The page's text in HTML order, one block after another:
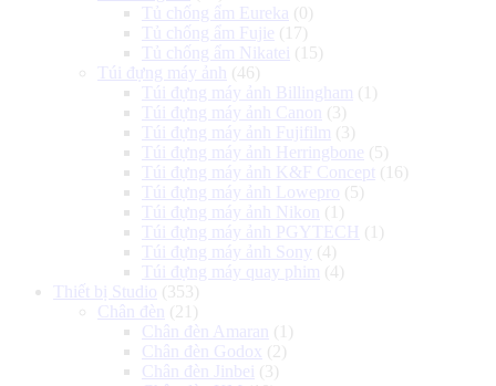
Tủ chống ẩm Eureka (0)
Tủ chống ẩm Fujie (17)
Tủ chống ẩm Nikatei (15)
Túi đựng máy ảnh
(46)
Túi đựng máy ảnh Billingham (1)
Túi đựng máy ảnh Canon
(3)
Túi đựng máy ảnh Fujifilm (3)
Túi đựng máy ảnh Herringbone (5)
Túi đựng máy ảnh K&F Concept (16)
Túi đựng máy ảnh Lowepro (5)
Túi đựng máy ảnh Nikon
(1)
Túi đựng máy ảnh PGYTECH
(1)
Túi đựng máy ảnh Sony (4)
Túi đựng máy quay phim (4)
Thiết bị Studio (353)
Chân đèn
(21)
Chân đèn Amaran
(1)
Chân đèn Godox (2)
Chân đèn Jinbei (3)